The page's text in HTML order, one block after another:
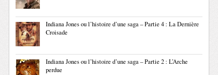
Indiana Jones ou l’histoire d’une saga – Partie 4 : La Dernière
Croisade
Indiana Jones ou l’histoire d’une saga – Partie 2 : L’Arche
perdue